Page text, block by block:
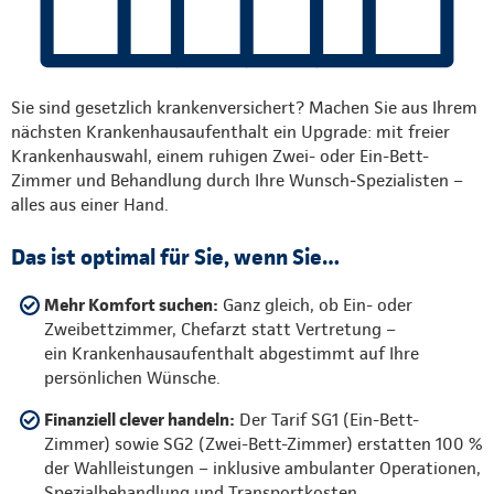
Sie sind gesetzlich krankenversichert? Machen Sie aus Ihrem
nächsten Krankenhausaufenthalt ein Upgrade: mit freier
Krankenhauswahl, einem ruhigen Zwei- oder Ein-Bett-
Zimmer und Behandlung durch Ihre Wunsch‑Spezialisten –
alles aus einer Hand.
Das ist optimal für Sie, wenn Sie…
Mehr Komfort suchen: Ganz gleich, ob Ein- oder
Zweibettzimmer, Chefarzt statt Vertretung –
ein Krankenhausaufenthalt abgestimmt auf Ihre
persönlichen Wünsche.
Finanziell clever handeln: Der Tarif SG1 (Ein-Bett-
Zimmer) sowie SG2 (Zwei-Bett-Zimmer) erstatten 100 %
der Wahlleistungen – inklusive ambulanter Operationen,